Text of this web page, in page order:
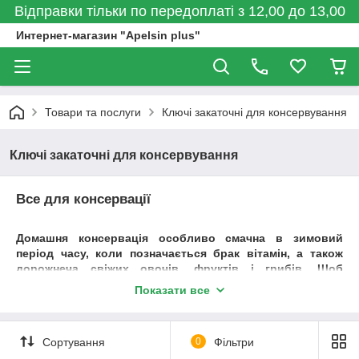
Відправки тільки по передоплаті з 12,00 до 13,00
Интернет-магазин "Apelsin plus"
Товари та послуги Ключі закаточні для консервування
Ключі закаточні для консервування
Все для консервації
Домашня консервація особливо смачна в зимовий
період часу, коли позначається брак вітамін, а також
дорожнеча свіжих овочів, фруктів і грибів. Щоб
заготовки не пропали, їх необхідно надійно
Лідерами по виробництву якісних ключів для
Показати все
Сортування 0 Фільтри